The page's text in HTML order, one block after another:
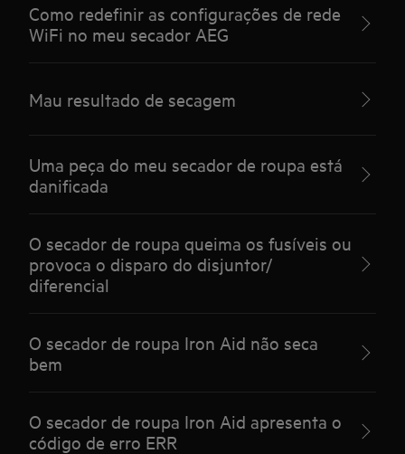
Como redefinir as configurações de rede
WiFi no meu secador AEG
Mau resultado de secagem
Uma peça do meu secador de roupa está
danificada
O secador de roupa queima os fusíveis ou
provoca o disparo do disjuntor/
diferencial
O secador de roupa Iron Aid não seca
bem
O secador de roupa Iron Aid apresenta o
código de erro ERR